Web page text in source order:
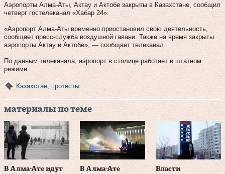
Аэропорты Алма-Аты, Актау и Актобе закрыты в Казахстане, сообщил
четверг гостелеканал «Хабар 24».
«Аэропорт Алма-Аты временно приостановил свою деятельность,
сообщает пресс-служба воздушной гавани. Также на время закрыты
аэропорты Актау и Актобе», — сообщает телеканал.
По данным телеканала, аэропорт в столице работает в штатном
режиме.
Казахстан протесты
материалы по теме
В Алма-Ате идут
В Алма-Ате
Власти